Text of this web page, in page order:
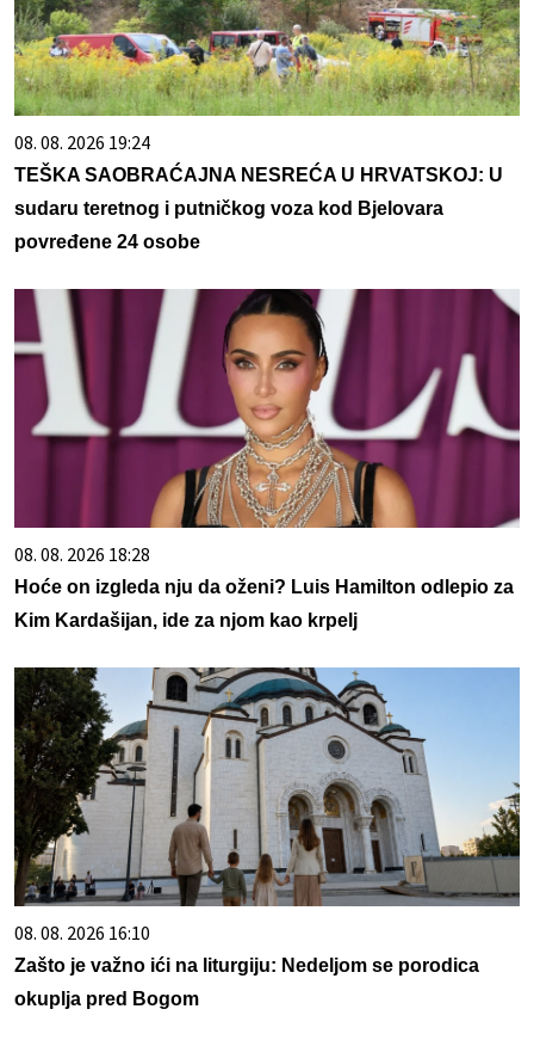
08. 08. 2026 19:24
TEŠKA SAOBRAĆAJNA NESREĆA U HRVATSKOJ: U
sudaru teretnog i putničkog voza kod Bjelovara
povređene 24 osobe
08. 08. 2026 18:28
Hoće on izgleda nju da oženi? Luis Hamilton odlepio za
Kim Kardašijan, ide za njom kao krpelj
08. 08. 2026 16:10
Zašto je važno ići na liturgiju: Nedeljom se porodica
okuplja pred Bogom